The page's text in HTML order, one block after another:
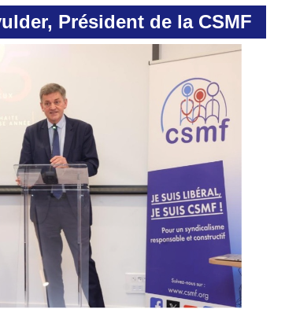
Président de la CSMF